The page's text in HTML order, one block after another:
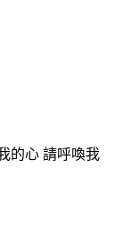
的心 請呼喚我